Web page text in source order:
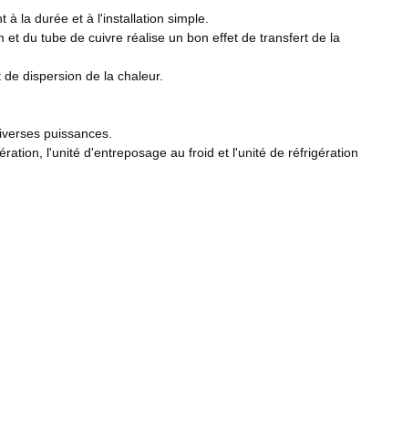
la durée et à l'installation simple.
du tube de cuivre réalise un bon effet de transfert de la
dispersion de la chaleur.
puissances.
l'unité d'entreposage au froid et l'unité de réfrigération